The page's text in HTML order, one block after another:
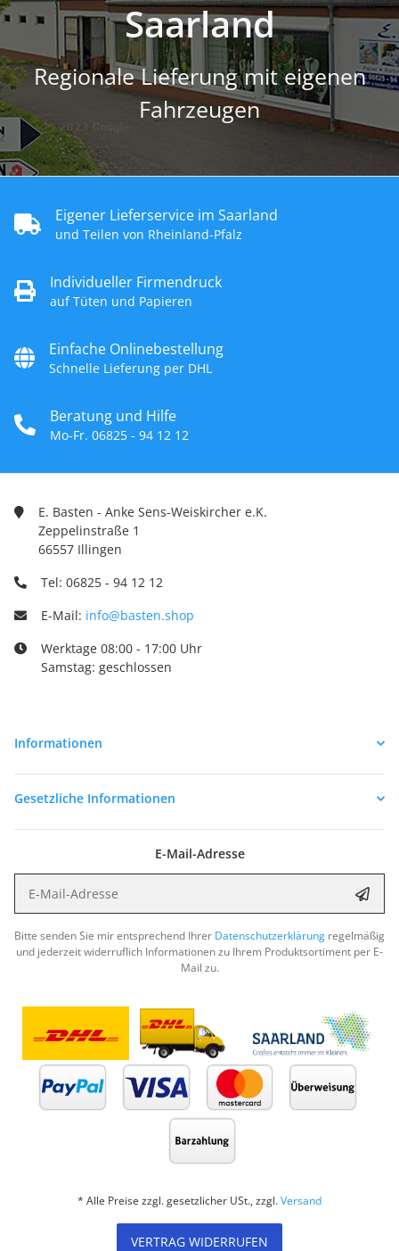
Saarland
Regionale Lieferung mit eigenen
Fahrzeugen
Eigener Lieferservice im Saarland
und Teilen von Rheinland-Pfalz
Individueller Firmendruck
auf Tüten und Papieren
Einfache Onlinebestellung
Schnelle Lieferung per DHL
Beratung und Hilfe
Mo-Fr. 06825 - 94 12 12
E. Basten - Anke Sens-Weiskircher e.K.
Zeppelinstraße 1
66557 Illingen
Tel: 06825 - 94 12 12
E-Mail: info@basten.shop
Werktage 08:00 - 17:00 Uhr
Samstag: geschlossen
Informationen
Gesetzliche Informationen
E-Mail-Adresse
Bitte senden Sie mir entsprechend Ihrer Datenschutzerklärung regelmäßig
und jederzeit widerruflich Informationen zu Ihrem Produktsortiment per E-
Mail zu.
* Alle Preise zzgl. gesetzlicher USt., zzgl.Versand
VERTRAG WIDERRUFEN